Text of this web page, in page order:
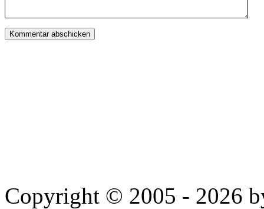
Copyright © 2005 - 2026